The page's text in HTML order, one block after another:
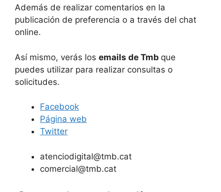
Además de realizar comentarios en la
publicación de preferencia o a través del chat
online.
Así mismo, verás los emails de Tmb que
puedes utilizar para realizar consultas o
solicitudes.
Facebook
Página web
Twitter
atenciodigital@tmb.cat
comercial@tmb.cat